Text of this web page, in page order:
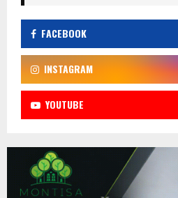
FACEBOOK
INSTAGRAM
YOUTUBE